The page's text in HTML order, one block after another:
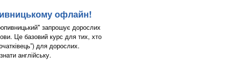
офлайн!
запрошує дорослих
Це базовий курс для тих, хто
для дорослих.
англійську.